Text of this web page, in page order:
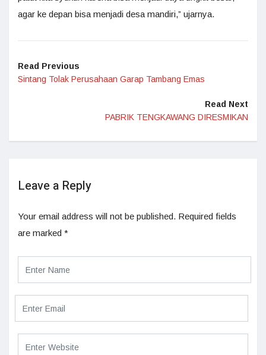
agar ke depan bisa menjadi desa mandiri,” ujarnya.
Read Previous
Sintang Tolak Perusahaan Garap Tambang Emas
Read Next
PABRIK TENGKAWANG DIRESMIKAN
Leave a Reply
Your email address will not be published. Required fields
are marked *